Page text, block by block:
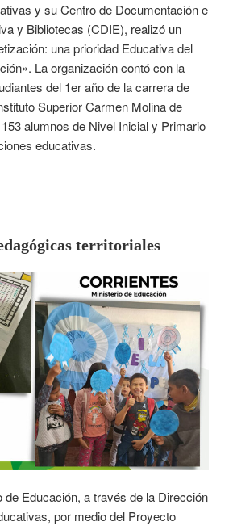
y su Centro de Documentación e
y Bibliotecas (CDIE), realizó un
una prioridad Educativa del
La organización contó con la
del 1er año de la carrera de
Superior Carmen Molina de
alumnos de Nivel Inicial y Primario
educativas.
territoriales
de Educación, a través de la Dirección
por medio del Proyecto